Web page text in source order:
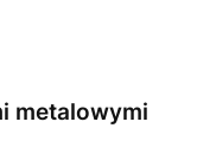
metalowymi